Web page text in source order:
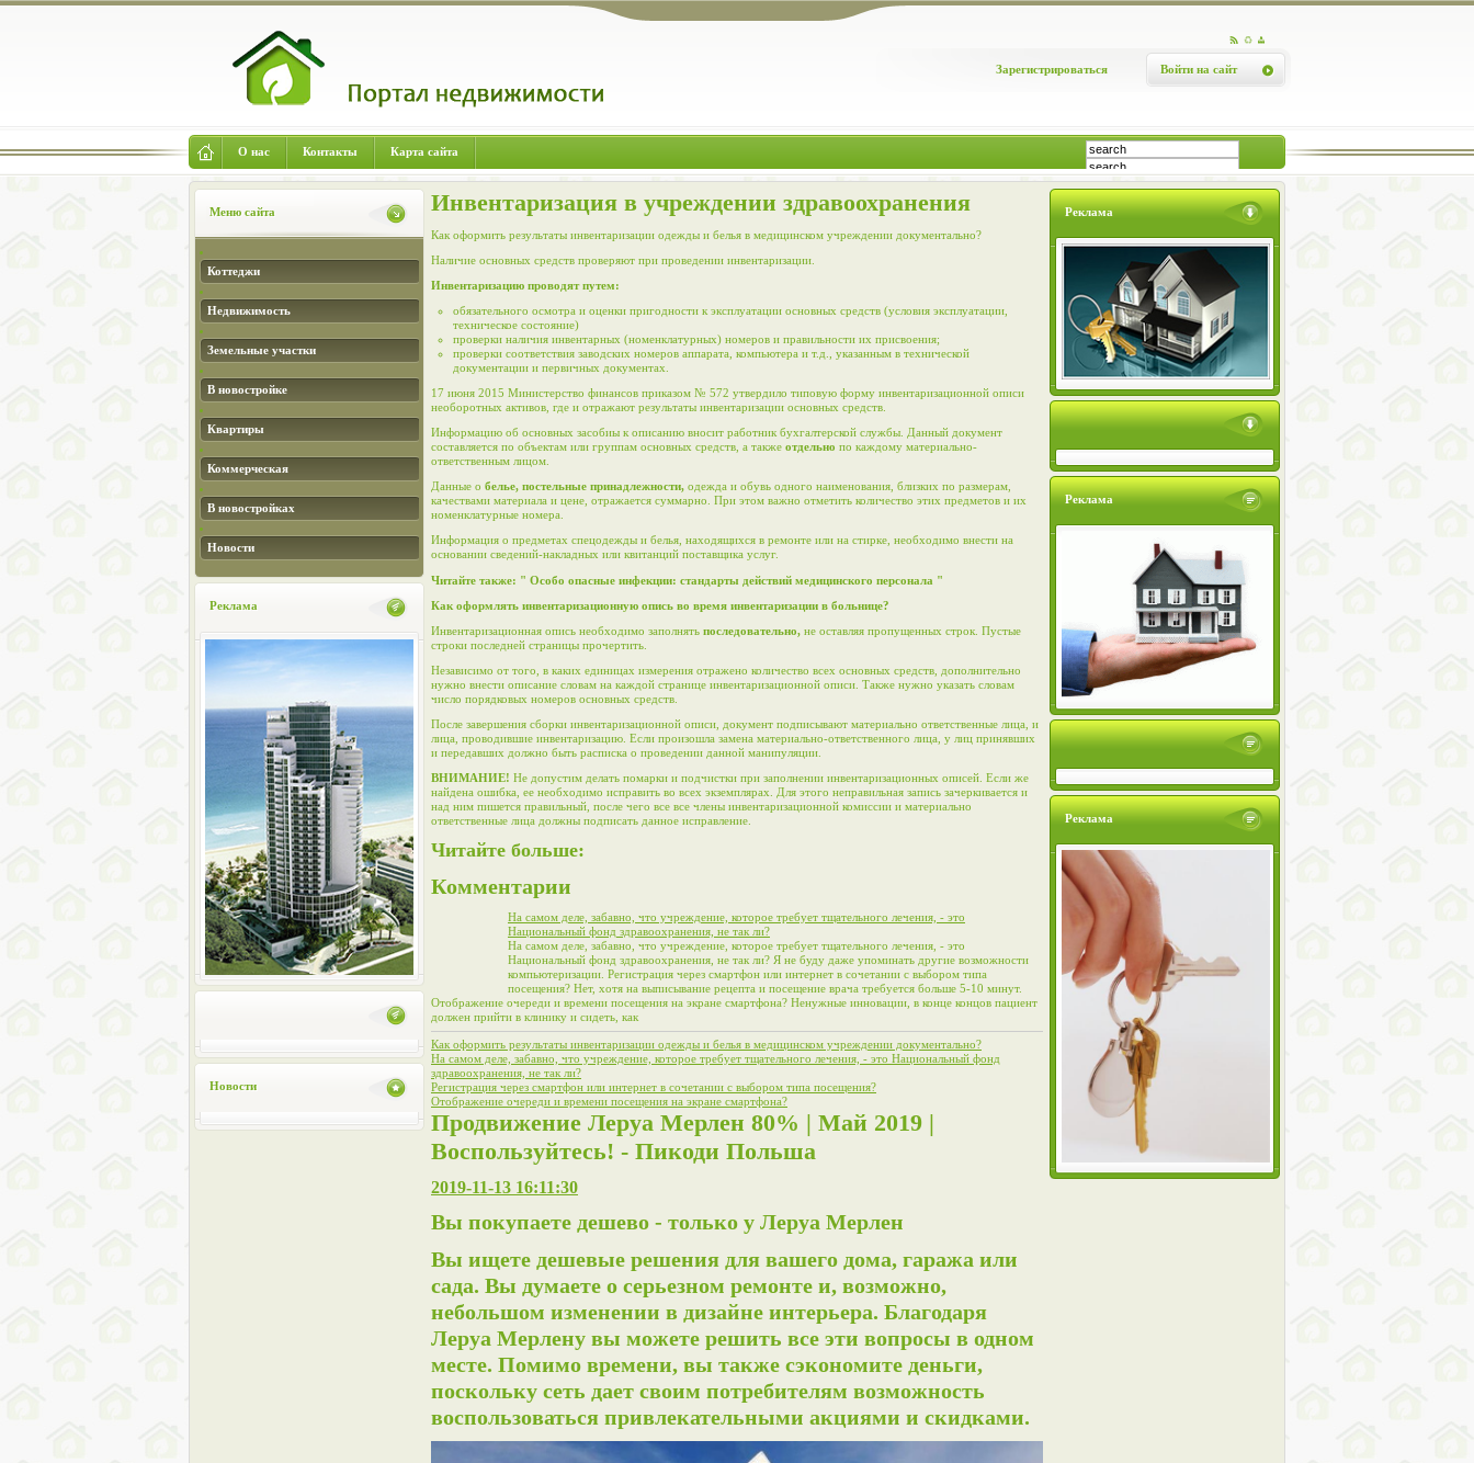
Войти на сайт
Зарегистрироваться
О нас Контакты Карта сайта
Меню сайта
Коттеджи
Недвижимость
Земельные участки
В новостройке
Квартиры
Коммерческая
В новостройках
Новости
Реклама
Новости
Реклама
Реклама
Реклама
Инвентаризация в учреждении здравоохранения
Как оформить результаты инвентаризации одежды и белья в медицинском учреждении документально?
Наличие основных средств проверяют при проведении инвентаризации.
Инвентаризацию проводят путем:
обязательного осмотра и оценки пригодности к эксплуатации основных средств (условия эксплуатации,
техническое состояние)
проверки наличия инвентарных (номенклатурных) номеров и правильности их присвоения;
проверки соответствия заводских номеров аппарата, компьютера и т.д., указанным в технической
документации и первичных документах.
17 июня 2015 Министерство финансов приказом № 572 утвердило типовую форму инвентаризационной описи
необоротных активов, где и отражают результаты инвентаризации основных средств.
Информацию об основных засобиы к описанию вносит работник бухгалтерской службы. Данный документ
составляется по объектам или группам основных средств, а также отдельно по каждому материально-
ответственным лицом.
Данные о белье, постельные принадлежности, одежда и обувь одного наименования, близких по размерам,
качествами материала и цене, отражается суммарно. При этом важно отметить количество этих предметов и их
номенклатурные номера.
Информация о предметах спецодежды и белья, находящихся в ремонте или на стирке, необходимо внести на
основании сведений-накладных или квитанций поставщика услуг.
Читайте также: " Особо опасные инфекции: стандарты действий медицинского персонала "
Как оформлять инвентаризационную опись во время инвентаризации в больнице?
Инвентаризационная опись необходимо заполнять последовательно, не оставляя пропущенных строк. Пустые
строки последней страницы прочертить.
Независимо от того, в каких единицах измерения отражено количество всех основных средств, дополнительно
нужно внести описание словам на каждой странице инвентаризационной описи. Также нужно указать словам
число порядковых номеров основных средств.
После завершения сборки инвентаризационной описи, документ подписывают материально ответственные лица, и
лица, проводившие инвентаризацию. Если произошла замена материально-ответственного лица, у лиц принявших
и передавших должно быть расписка о проведении данной манипуляции.
ВНИМАНИЕ! Не допустим делать помарки и подчистки при заполнении инвентаризационных описей. Если же
найдена ошибка, ее необходимо исправить во всех экземплярах. Для этого неправильная запись зачеркивается и
над ним пишется правильный, после чего все все члены инвентаризационной комиссии и материально
ответственные лица должны подписать данное исправление.
Читайте больше:
Комментарии
На самом деле, забавно, что учреждение, которое требует тщательного лечения, - это
Национальный фонд здравоохранения, не так ли?
На самом деле, забавно, что учреждение, которое требует тщательного лечения, - это
Национальный фонд здравоохранения, не так ли? Я не буду даже упоминать другие возможности
компьютеризации. Регистрация через смартфон или интернет в сочетании с выбором типа
посещения? Нет, хотя на выписывание рецепта и посещение врача требуется больше 5-10 минут.
Отображение очереди и времени посещения на экране смартфона? Ненужные инновации, в конце концов пациент
должен прийти в клинику и сидеть, как
Как оформить результаты инвентаризации одежды и белья в медицинском учреждении документально?
На самом деле, забавно, что учреждение, которое требует тщательного лечения, - это Национальный фонд
здравоохранения, не так ли?
Регистрация через смартфон или интернет в сочетании с выбором типа посещения?
Отображение очереди и времени посещения на экране смартфона?
Продвижение Леруа Мерлен 80% | Май 2019 |
Воспользуйтесь! - Пикоди Польша
2019-11-13 16:11:30
Вы покупаете дешево - только у Леруа Мерлен
Вы ищете дешевые решения для вашего дома, гаража или
сада. Вы думаете о серьезном ремонте и, возможно,
небольшом изменении в дизайне интерьера. Благодаря
Леруа Мерлену вы можете решить все эти вопросы в одном
месте. Помимо времени, вы также сэкономите деньги,
поскольку сеть дает своим потребителям возможность
воспользоваться привлекательными акциями и скидками.